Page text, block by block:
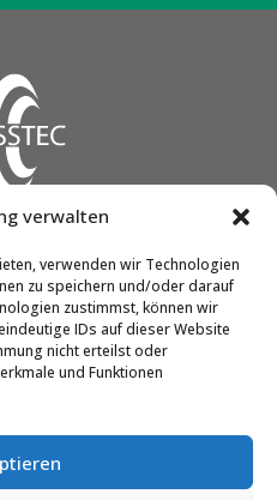
verwalten
verwenden wir Technologien
zu speichern und/oder darauf
zustimmst, können wir
IDs auf dieser Website
nicht erteilst oder
und Funktionen